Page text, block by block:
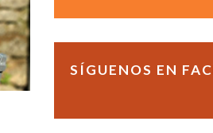
SÍGUENOS EN